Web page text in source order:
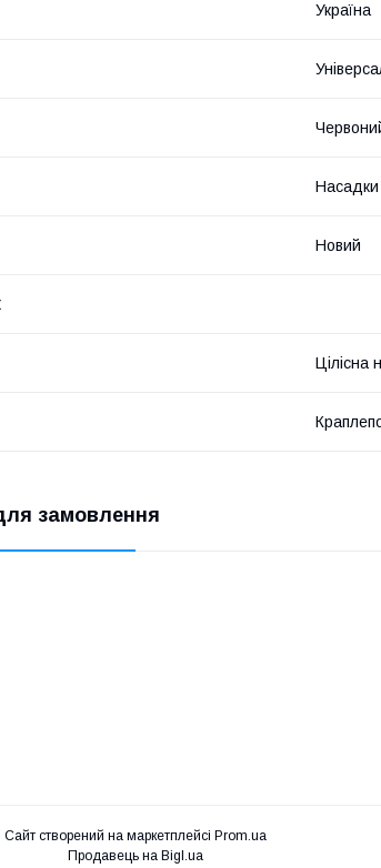
Україна
Насадки
Новий
Цілісна
замовлення
Сайт створений на маркетплейсі Prom.ua
Продавець на Bigl.ua